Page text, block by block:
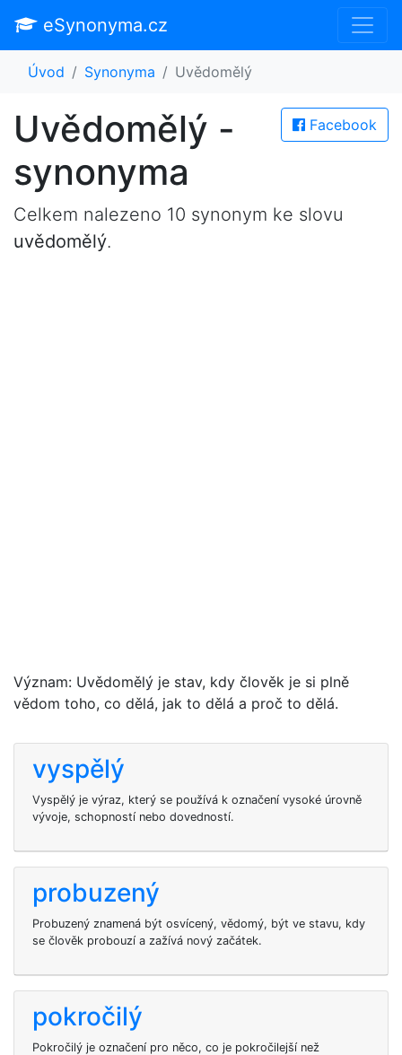
eSynonyma.cz
Úvod Synonyma Uvědomělý
Facebook
Uvědomělý -
synonyma
Celkem nalezeno 10 synonym ke slovu
uvědomělý.
Význam: Uvědomělý je stav, kdy člověk je si plně
vědom toho, co dělá, jak to dělá a proč to dělá.
vyspělý
Vyspělý je výraz, který se používá k označení vysoké úrovně
vývoje, schopností nebo dovedností.
probuzený
Probuzený znamená být osvícený, vědomý, být ve stavu, kdy
se člověk probouzí a zažívá nový začátek.
pokročilý
Pokročilý je označení pro něco, co je pokročilejší než